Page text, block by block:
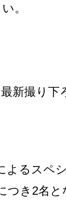
。
新撮り下
よるスペ
つき 2名と